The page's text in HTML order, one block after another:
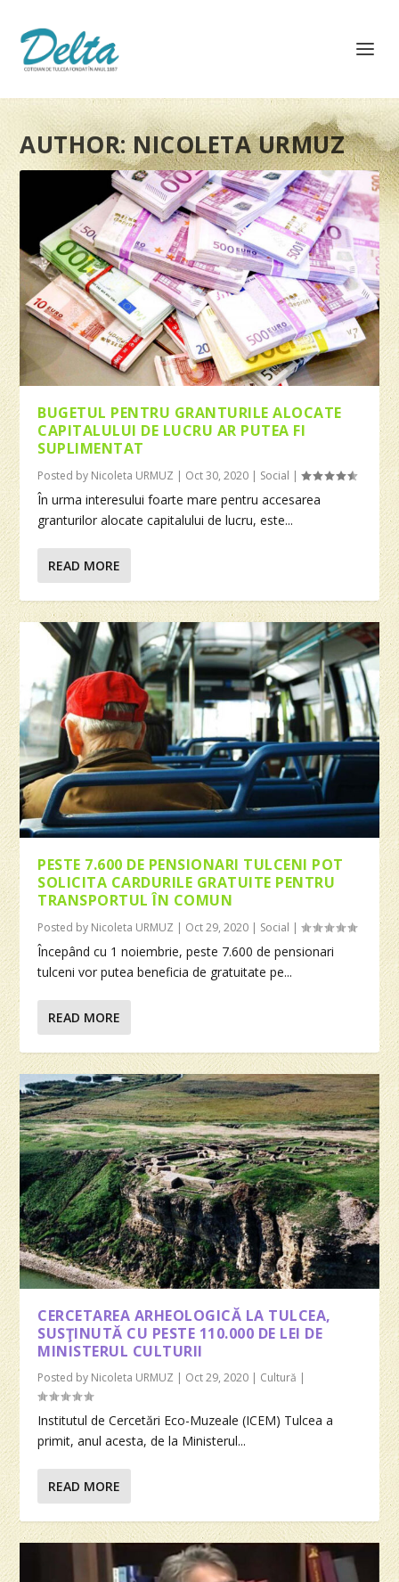
AUTHOR:NICOLETA URMUZ
BUGETUL PENTRU GRANTURILE ALOCATE
CAPITALULUI DE LUCRU AR PUTEA FI
SUPLIMENTAT
Posted by Nicoleta URMUZ | Oct 30, 2020 | Social |
În urma interesului foarte mare pentru accesarea
granturilor alocate capitalului de lucru, este...
READ MORE
PESTE 7.600 DE PENSIONARI TULCENI POT
SOLICITA CARDURILE GRATUITE PENTRU
TRANSPORTUL ÎN COMUN
Posted by Nicoleta URMUZ | Oct 29, 2020 | Social |
Începând cu 1 noiembrie, peste 7.600 de pensionari
tulceni vor putea beneficia de gratuitate pe...
READ MORE
CERCETAREA ARHEOLOGICĂ LA TULCEA,
SUSŢINUTĂ CU PESTE 110.000 DE LEI DE
MINISTERUL CULTURII
Posted by Nicoleta URMUZ | Oct 29, 2020 | Cultură |
Institutul de Cercetări Eco-Muzeale (ICEM) Tulcea a
primit, anul acesta, de la Ministerul...
READ MORE